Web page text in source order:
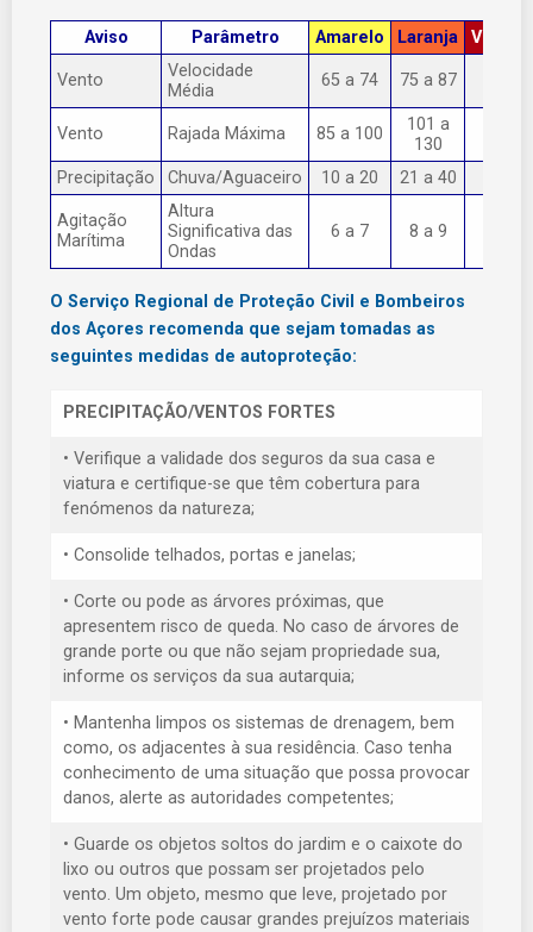
Aviso Parâmetro Amarelo Laranja
Vento
Velocidade
Média
65 a 74 75 a 87
Vento Rajada Máxima 85 a 100
101 a
130
Precipitação Chuva/Aguaceiro 10 a 20 21 a 40
Agitação
Marítima
Altura
Significativa das
Ondas
6 a 7 8 a 9
O Serviço Regional de Proteção Civil e Bombeiros
dos Açores recomenda que sejam tomadas as
seguintes medidas de autoproteção:
PRECIPITAÇÃO/VENTOS FORTES
• Verifique a validade dos seguros da sua casa e
viatura e certifique-se que têm cobertura para
fenómenos da natureza;
• Consolide telhados, portas e janelas;
• Corte ou pode as árvores próximas, que
apresentem risco de queda. No caso de árvores de
grande porte ou que não sejam propriedade sua,
informe os serviços da sua autarquia;
• Mantenha limpos os sistemas de drenagem, bem
como, os adjacentes à sua residência. Caso tenha
conhecimento de uma situação que possa provocar
danos, alerte as autoridades competentes;
• Guarde os objetos soltos do jardim e o caixote do
lixo ou outros que possam ser projetados pelo
vento. Um objeto, mesmo que leve, projetado por
vento forte pode causar grandes prejuízos materiais